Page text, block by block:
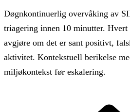
Døgnkontinuerlig overvåking av
triagering innen 10 minutter. Hvert
avgjøre om det er sant positivt,
aktivitet. Kontekstuell berikelse
miljøkontekst før eskalering.